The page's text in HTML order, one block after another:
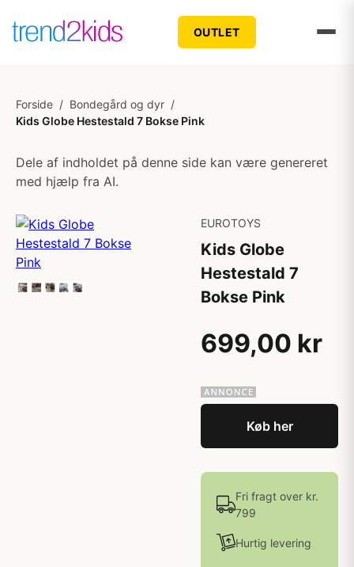
OUTLET
Forside / Bondegård og dyr /
Kids Globe Hestestald 7 Bokse Pink
Dele af indholdet på denne side kan være genereret
med hjælp fra AI.
EUROTOYS
Kids Globe
Hestestald 7
Bokse Pink
699,00 kr
Køb her
Fri fragt over kr.
799
Hurtig levering